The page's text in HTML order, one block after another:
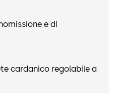
e di
cardanico regolabile a